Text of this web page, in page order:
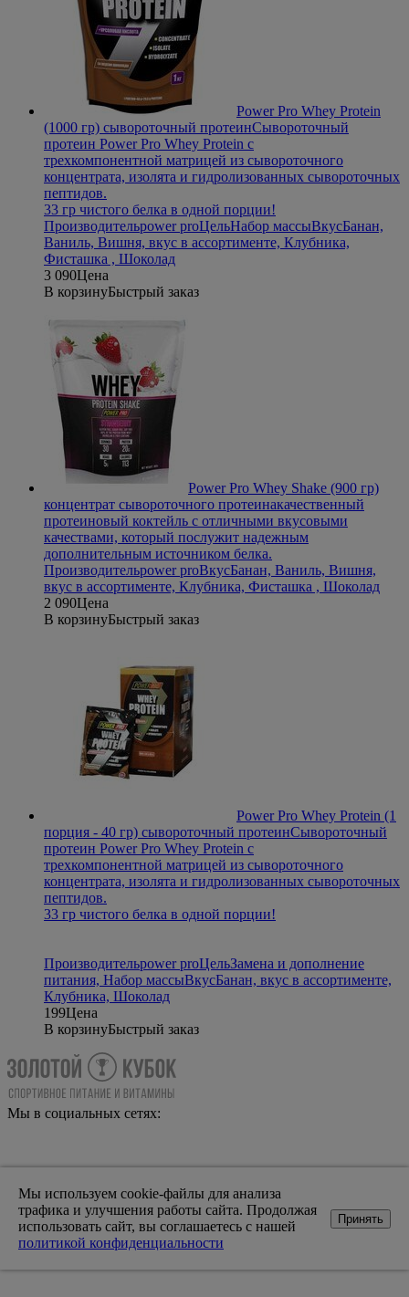
Power Pro Whey Protein
(1000 гр) сывороточный протеинСывороточный
протеин Power Pro Whey Protein с
трехкомпонентной матрицей из сывороточного
концентрата, изолята и гидролизованных сывороточных
пептидов.
33 гр чистого белка в одной порции!
Производительpower proЦельНабор массыВкусБанан,
Ваниль, Вишня, вкус в ассортименте, Клубника,
Фисташка , Шоколад
3 090Цена
В корзинуБыстрый заказ
Power Pro Whey Shake (900 гр)
концентрат сывороточного протеинакачественный
протеиновый коктейль с отличными вкусовыми
качествами, который послужит надежным
дополнительным источником белка.
Производительpower proВкусБанан, Ваниль, Вишня,
вкус в ассортименте, Клубника, Фисташка , Шоколад
2 090Цена
В корзинуБыстрый заказ
Power Pro Whey Protein (1
порция - 40 гр) сывороточный протеинСывороточный
протеин Power Pro Whey Protein с
трехкомпонентной матрицей из сывороточного
концентрата, изолята и гидролизованных сывороточных
пептидов.
33 гр чистого белка в одной порции!
Производительpower proЦельЗамена и дополнение
питания, Набор массыВкусБанан, вкус в ассортименте,
Клубника, Шоколад
199Цена
В корзинуБыстрый заказ
Мы в социальных сетях:
Мы используем cookie-файлы для анализа
трафика и улучшения работы сайта. Продолжая
использовать сайт, вы соглашаетесь с нашей
политикой конфиденциальности
Принять